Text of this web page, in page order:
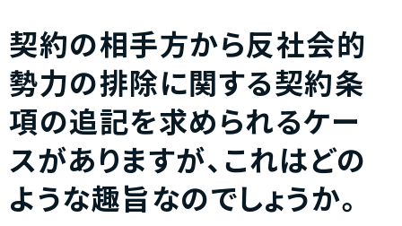
契約の相手方から反社会的
勢力の排除に関する契約条
項の追記を求められるケー
スがありますが、これはどの
ような趣旨なのでしょうか。